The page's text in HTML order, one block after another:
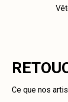
Ce que nos